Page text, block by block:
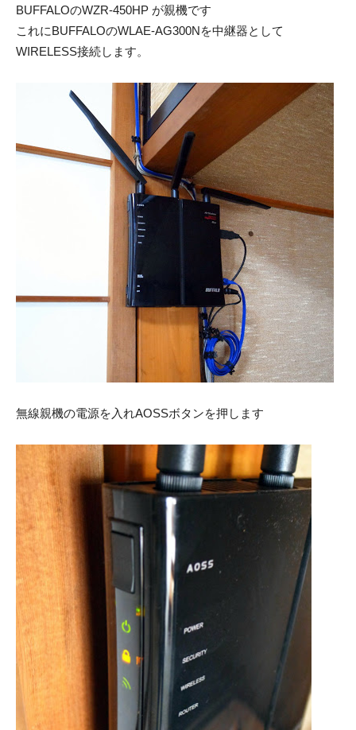
BUFFALOのWZR-450HP が親機です
これにBUFFALOのWLAE-AG300Nを中継器として
WIRELESS接続します。
無線親機の電源を入れAOSSボタンを押します